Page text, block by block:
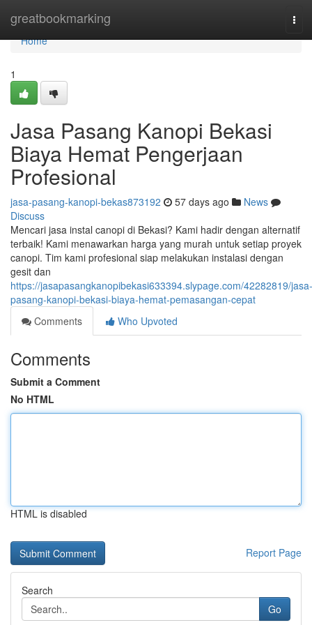
greatbookmarking
Home
Home
1
Jasa Pasang Kanopi Bekasi
Biaya Hemat Pengerjaan
Profesional
jasa-pasang-kanopi-bekas873192 57 days ago
News
Discuss
Mencari jasa instal canopi di Bekasi? Kami hadir dengan alternatif
terbaik! Kami menawarkan harga yang murah untuk setiap proyek
canopi. Tim kami profesional siap melakukan instalasi dengan
gesit dan
https://jasapasangkanopibekasi633394.slypage.com/42282819/jasa-
pasang-kanopi-bekasi-biaya-hemat-pemasangan-cepat
Comments
Who Upvoted
Comments
Submit a Comment
No HTML
HTML is disabled
Report Page
Search
Go